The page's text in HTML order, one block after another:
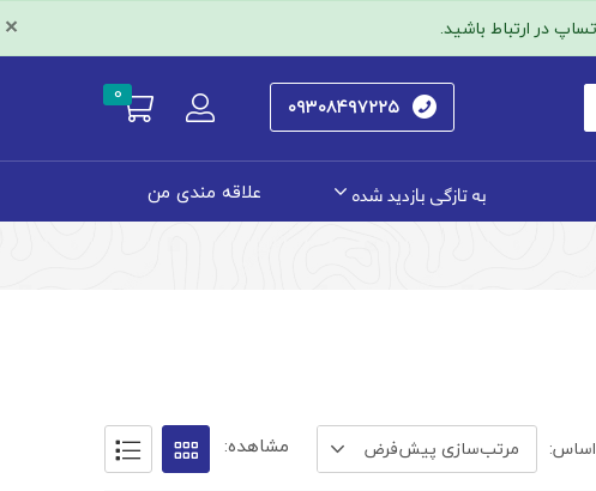
× در ارتباط باشید.
۰۹۳۰۸۴۹۷۲۲۵ 0
به تازگی بازدید شده علاقه مندی من
مرتب‌سازی پیش‌فرض مشاهده: